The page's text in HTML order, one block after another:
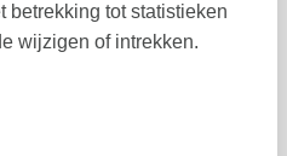
1 week
betrekking tot statistieken
wijzigen of intrekken.